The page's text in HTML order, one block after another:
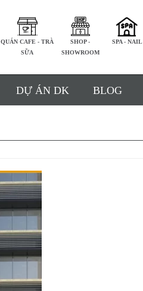
QUÁN CAFE - TRÀ
SỮA
SHOP -
SHOWROOM
SPA - NAIL
DỰ ÁN DK BLOG